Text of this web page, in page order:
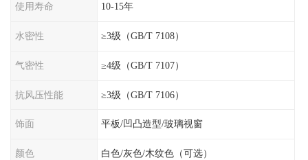
使用寿命 10-15年
水密性 ≥3级（GB/T 7108）
气密性 ≥4级（GB/T 7107）
抗风压性能 ≥3级（GB/T 7106）
饰面 平板/凹凸造型/玻璃视窗
颜色 白色/灰色/木纹色（可选）